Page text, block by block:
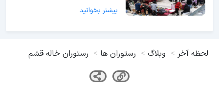
بیشتر بخوانید
لحظه آخر وبلاگ رستوران ها رستوران خاله قشم